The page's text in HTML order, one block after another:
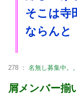
そこは寺
ならんと
278 ： 名無し募集中。
屑メンバー揃